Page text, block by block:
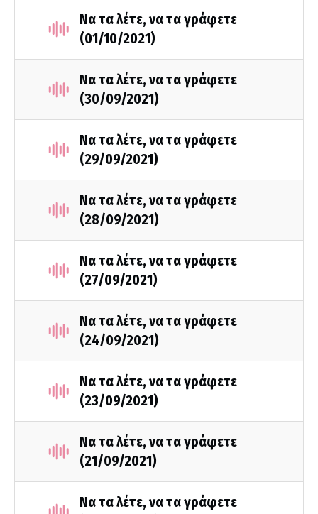
Να τα λέτε, να τα γράφετε
(01/10/2021)
Να τα λέτε, να τα γράφετε
(30/09/2021)
Να τα λέτε, να τα γράφετε
(29/09/2021)
Να τα λέτε, να τα γράφετε
(28/09/2021)
Να τα λέτε, να τα γράφετε
(27/09/2021)
Να τα λέτε, να τα γράφετε
(24/09/2021)
Να τα λέτε, να τα γράφετε
(23/09/2021)
Να τα λέτε, να τα γράφετε
(21/09/2021)
Να τα λέτε, να τα γράφετε